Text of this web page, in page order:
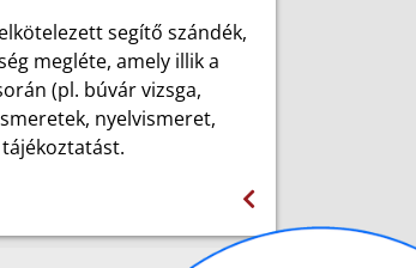
segítő szándék,
megléte, amely illik a
(pl. búvár vizsga,
nyelvismeret,